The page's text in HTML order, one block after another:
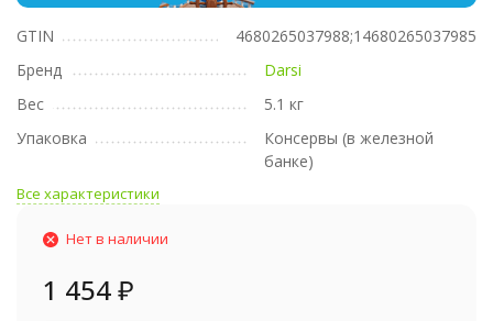
GTIN
4680265037988;14680265037985
Бренд
Darsi
Вес
5.1 кг
Упаковка
Консервы (в железной
банке)
Все характеристики
Нет в наличии
1 454₽